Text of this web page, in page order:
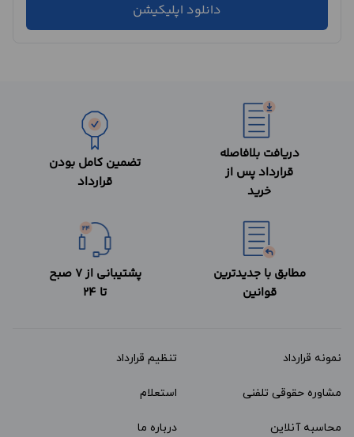
دانلود اپلیکیشن
دریافت بلافاصله
قرارداد پس از
خرید
تضمین کامل بودن
قرارداد
مطابق با جدیدترین
قوانین
پشتیبانی از 7 صبح
تا 24
نمونه قرارداد‌ تنظیم قرارداد
مشاوره حقوقی تلفنی استعلام
محاسبه آنلاین درباره ما